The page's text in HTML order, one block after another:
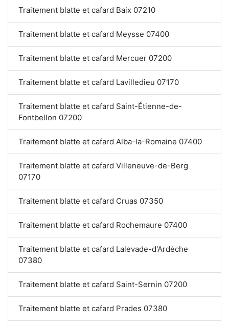
Traitement blatte et cafard Baix 07210
Traitement blatte et cafard Meysse 07400
Traitement blatte et cafard Mercuer 07200
Traitement blatte et cafard Lavilledieu 07170
Traitement blatte et cafard Saint-Étienne-de-
Fontbellon 07200
Traitement blatte et cafard Alba-la-Romaine 07400
Traitement blatte et cafard Villeneuve-de-Berg
07170
Traitement blatte et cafard Cruas 07350
Traitement blatte et cafard Rochemaure 07400
Traitement blatte et cafard Lalevade-d'Ardèche
07380
Traitement blatte et cafard Saint-Sernin 07200
Traitement blatte et cafard Prades 07380